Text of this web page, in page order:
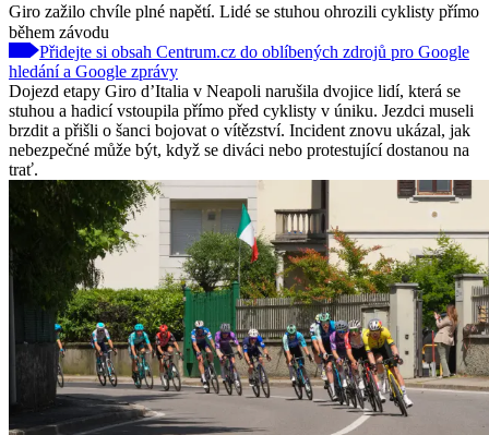
Giro zažilo chvíle plné napětí. Lidé se stuhou ohrozili cyklisty přímo
během závodu
Přidejte si obsah Centrum.cz do oblíbených zdrojů pro Google
hledání a Google zprávy
Dojezd etapy Giro d’Italia v Neapoli narušila dvojice lidí, která se
stuhou a hadicí vstoupila přímo před cyklisty v úniku. Jezdci museli
brzdit a přišli o šanci bojovat o vítězství. Incident znovu ukázal, jak
nebezpečné může být, když se diváci nebo protestující dostanou na
trať.